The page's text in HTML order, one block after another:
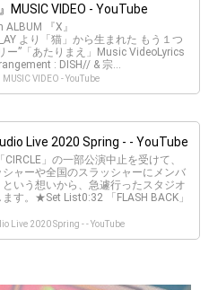
MUSIC VIDEO - YouTube
『X』
より「猫」から生まれた もう１つ
ー”「あたりまえ」Music VideoLyrics
: DISH// & 宗...
VIDEO - YouTube
Live 2020 Spring - - YouTube
」の一部公演中止を受けて、
ャーや全国のスラッシャーにメンバ
いう想いから、急遽行ったスタジオ
す。★Set List0:32 「FLASH BACK」
Live 2020 Spring - - YouTube